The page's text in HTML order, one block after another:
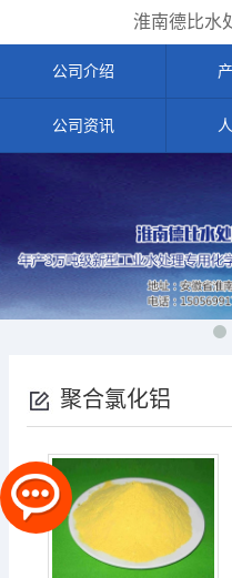
淮南德比水
公司介绍
公司资讯
聚合氯化铝